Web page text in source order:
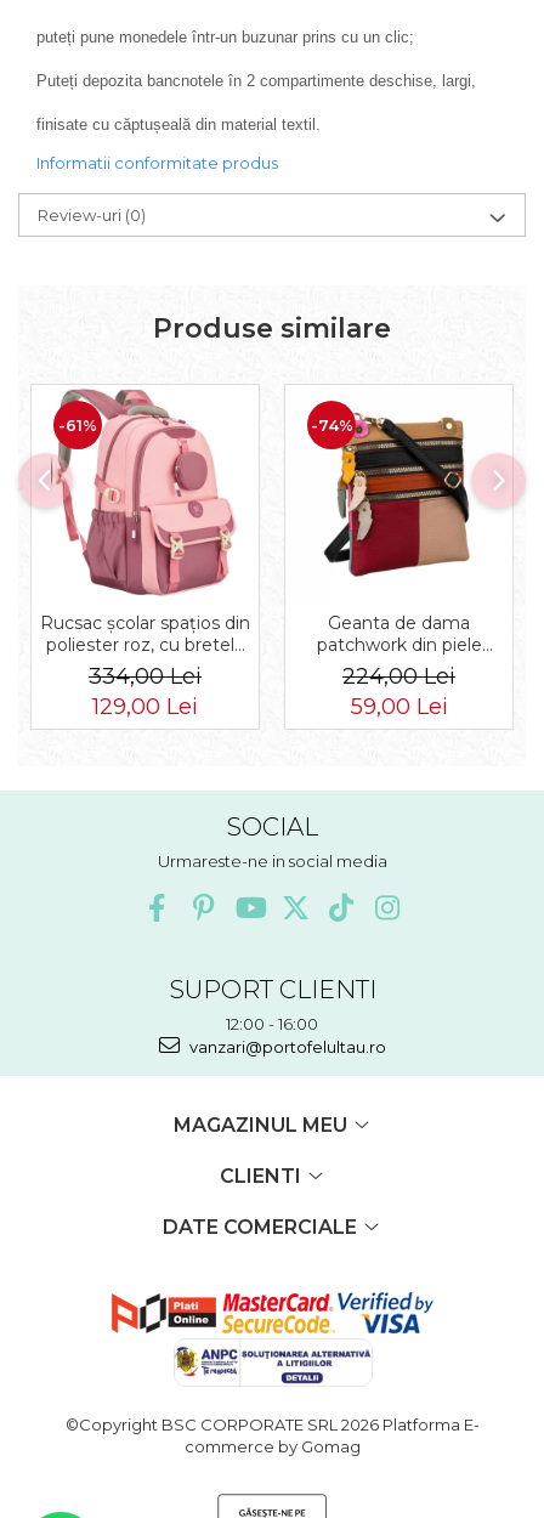
puteți pune monedele într-un buzunar prins cu un clic;
Puteți depozita bancnotele în 2 compartimente deschise, largi,
finisate cu căptușeală din material textil.
Informatii conformitate produs
Review-uri (0)
Produse similare
-61%
Rucsac școlar spațios din
poliester roz, cu bretele
reglabile - Peterson PTR-
PTN 8610-1327 PINK
334,00 Lei
129,00 Lei
-74%
Geanta de dama
patchwork din piele
naturala PTR-1718-SKL-
6922 MULTI
224,00 Lei
59,00 Lei
SOCIAL
Urmareste-ne in social media
SUPORT CLIENTI
12:00 - 16:00
vanzari@portofelultau.ro
MAGAZINUL MEU
CLIENTI
DATE COMERCIALE
©Copyright BSC CORPORATE SRL 2026 Platforma E-
commerce by Gomag